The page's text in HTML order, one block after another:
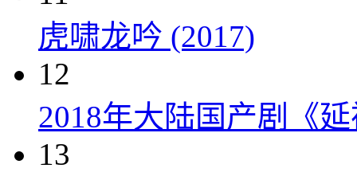
虎啸龙吟 (2017)
12
2018年大陆国产剧《
13